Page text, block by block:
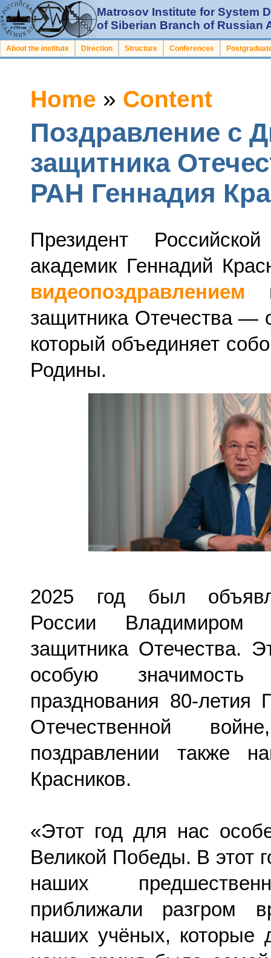
Matrosov Institute for System
of Siberian Branch of Russian
About the institute Direction Structure Conferences
Home » Content
Поздравление с
защитника
РАН Геннадия
Президент
академик Геннадий
видеопоздравлением
защитника Отечества —
который объединяет
Родины.
2025 год был
России Владимиром
защитника Отечества.
особую
празднования 80-
Отечественной
поздравлении также
Красников.
«Этот год для нас
Великой Победы. В этот
наших
приближали разгром
наших учёных, которые